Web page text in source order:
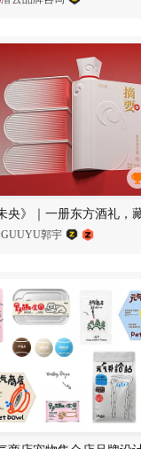
GUUYU郭宇